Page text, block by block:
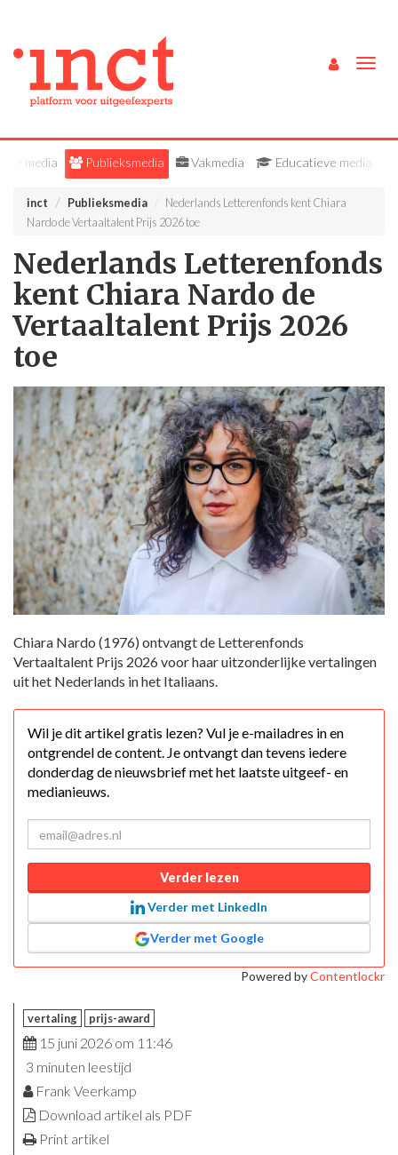
Alle media Publieksmedia Vakmedia Educatieve media
inct Publieksmedia
Nederlands Letterenfonds kent Chiara
Nardo de Vertaaltalent Prijs 2026 toe
Nederlands Letterenfonds
kent Chiara Nardo de
Vertaaltalent Prijs 2026
toe
Chiara Nardo (1976) ontvangt de Letterenfonds
Vertaaltalent Prijs 2026 voor haar uitzonderlijke vertalingen
uit het Nederlands in het Italiaans.
Wil je dit artikel gratis lezen? Vul je e-mailadres in en
ontgrendel de content. Je ontvangt dan tevens iedere
donderdag de nieuwsbrief met het laatste uitgeef- en
medianieuws.
Verder lezen
Verder met LinkedIn
Verder met Google
Powered byContentlockr
vertaling prijs-award
15 juni 2026 om 11:46
3 minuten leestijd
Frank Veerkamp
Download artikel als PDF
Print artikel